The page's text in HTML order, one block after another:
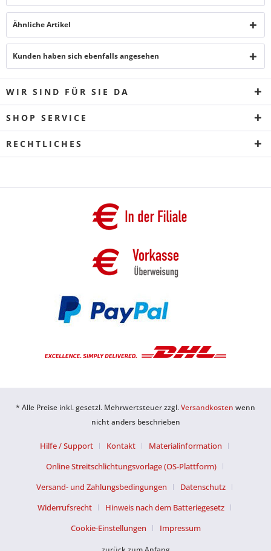
Ähnliche Artikel
Kunden haben sich ebenfalls angesehen
WIR SIND FÜR SIE DA
SHOP SERVICE
RECHTLICHES
* Alle Preise inkl. gesetzl. Mehrwertsteuer zzgl.Versandkosten wenn
nicht anders beschrieben
Hilfe / Support Kontakt
Materialinformation
Online Streitschlichtungsvorlage (OS-Plattform)
Versand- und Zahlungsbedingungen
Datenschutz
Widerrufsrecht
Hinweis nach dem Batteriegesetz
Cookie-Einstellungen
Impressum